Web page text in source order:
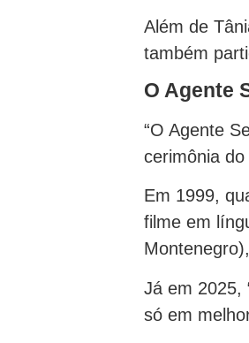
Além de
também
O Agente
“O Agente
cerimônia
Em 1999,
filme em
Já em 2025,
só em